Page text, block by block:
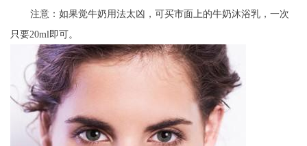
注意：如果觉牛奶用法太凶，可买市面上的牛奶沐浴乳，一次
只要20ml即可。